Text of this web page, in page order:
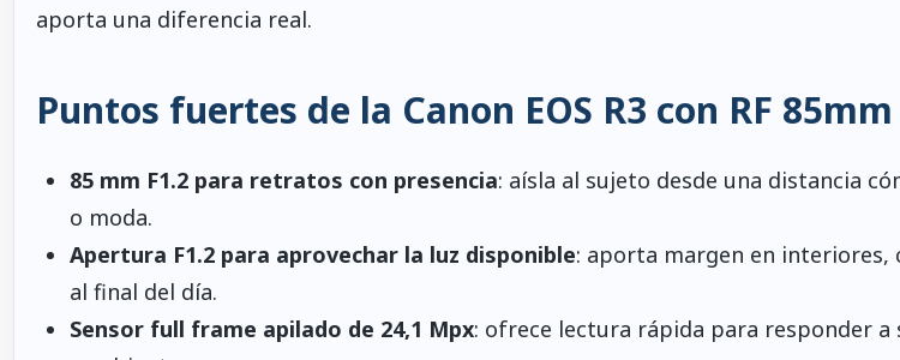
aporta una diferencia real.
Puntos fuertes de la Canon EOS R3 con RF 85mm
85 mm F1.2 para retratos con presencia: aísla al sujeto desde una distancia
o moda.
Apertura F1.2 para aprovechar la luz disponible: aporta margen en interiores,
al final del día.
Sensor full frame apilado de 24,1 Mpx: ofrece lectura rápida para responder a